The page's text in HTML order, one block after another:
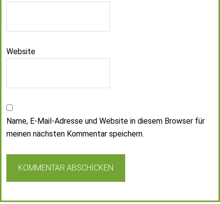
Website
Name, E-Mail-Adresse und Website in diesem Browser für
meinen nächsten Kommentar speichern.